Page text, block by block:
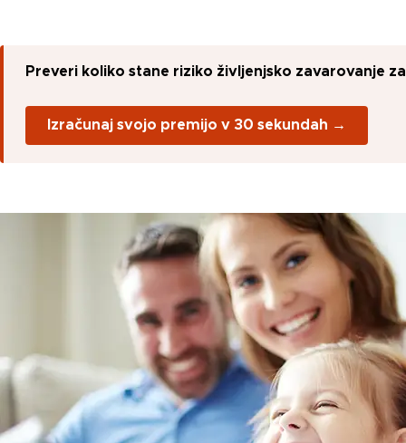
Preveri koliko stane riziko življenjsko zavarovanje
Izračunaj svojo premijo v 30 sekundah →